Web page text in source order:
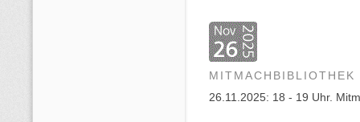
MITMACHBIBLIOTHEK
26.11.2025: 18 - 19 Uhr.